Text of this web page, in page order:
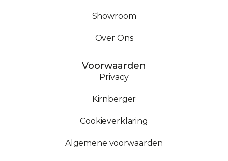
Showroom
Over Ons
Voorwaarden
Privacy
Kirnberger
Cookieverklaring
Algemene voorwaarden